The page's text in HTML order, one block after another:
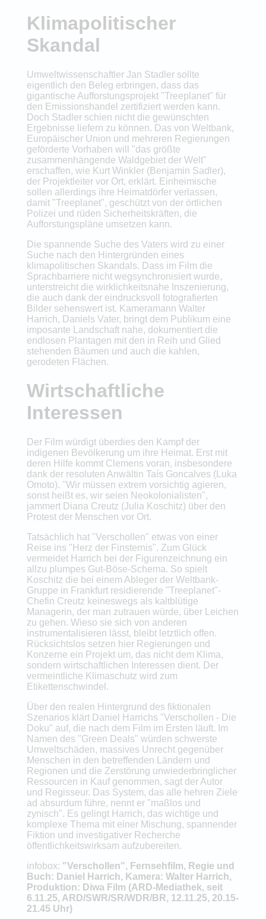
Klimapolitischer
Skandal
Umweltwissenschaftler Jan Stadler sollte
eigentlich den Beleg erbringen, dass das
gigantische Aufforstungsprojekt "Treeplanet" für
den Emissionshandel zertifiziert werden kann.
Doch Stadler schien nicht die gewünschten
Ergebnisse liefern zu können. Das von Weltbank,
Europäischer Union und mehreren Regierungen
geförderte Vorhaben will "das größte
zusammenhängende Waldgebiet der Welt"
erschaffen, wie Kurt Winkler (Benjamin Sadler),
der Projektleiter vor Ort, erklärt. Einheimische
sollen allerdings ihre Heimatdörfer verlassen,
damit "Treeplanet", geschützt von der örtlichen
Polizei und rüden Sicherheitskräften, die
Aufforstungspläne umsetzen kann.
Die spannende Suche des Vaters wird zu einer
Suche nach den Hintergründen eines
klimapolitischen Skandals. Dass im Film die
Sprachbarriere nicht wegsynchronisiert wurde,
unterstreicht die wirklichkeitsnahe Inszenierung,
die auch dank der eindrucksvoll fotografierten
Bilder sehenswert ist. Kameramann Walter
Harrich, Daniels Vater, bringt dem Publikum eine
imposante Landschaft nahe, dokumentiert die
endlosen Plantagen mit den in Reih und Glied
stehenden Bäumen und auch die kahlen,
gerodeten Flächen.
Wirtschaftliche
Interessen
Der Film würdigt überdies den Kampf der
indigenen Bevölkerung um ihre Heimat. Erst mit
deren Hilfe kommt Clemens voran, insbesondere
dank der resoluten Anwältin Taís Goncalves (Luka
Omoto). "Wir müssen extrem vorsichtig agieren,
sonst heißt es, wir seien Neokolonialisten",
jammert Diana Creutz (Julia Koschitz) über den
Protest der Menschen vor Ort.
Tatsächlich hat "Verschollen" etwas von einer
Reise ins "Herz der Finsternis". Zum Glück
vermeidet Harrich bei der Figurenzeichnung ein
allzu plumpes Gut-Böse-Schema. So spielt
Koschitz die bei einem Ableger der Weltbank-
Gruppe in Frankfurt residierende "Treeplanet"-
Chefin Creutz keineswegs als kaltblütige
Managerin, der man zutrauen würde, über Leichen
zu gehen. Wieso sie sich von anderen
instrumentalisieren lässt, bleibt letztlich offen.
Rücksichtslos setzen hier Regierungen und
Konzerne ein Projekt um, das nicht dem Klima,
sondern wirtschaftlichen Interessen dient. Der
vermeintliche Klimaschutz wird zum
Etikettenschwindel.
Über den realen Hintergrund des fiktionalen
Szenarios klärt Daniel Harrichs "Verschollen - Die
Doku" auf, die nach dem Film im Ersten läuft. Im
Namen des "Green Deals" würden schwerste
Umweltschäden, massives Unrecht gegenüber
Menschen in den betreffenden Ländern und
Regionen und die Zerstörung unwiederbringlicher
Ressourcen in Kauf genommen, sagt der Autor
und Regisseur. Das System, das alle hehren Ziele
ad absurdum führe, nennt er "maßlos und
zynisch". Es gelingt Harrich, das wichtige und
komplexe Thema mit einer Mischung, spannender
Fiktion und investigativer Recherche
öffentlichkeitswirksam aufzubereiten.
infobox: "Verschollen", Fernsehfilm, Regie und
Buch: Daniel Harrich, Kamera: Walter Harrich,
Produktion: Diwa Film (ARD-Mediathek, seit
6.11.25, ARD/SWR/SR/WDR/BR, 12.11.25, 20.15-
21.45 Uhr)